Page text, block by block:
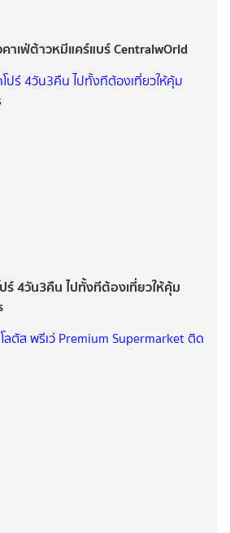
คาเฟ่ต้าวหมีแคร์แบร์ CentralwOrld
ร์ 4วัน3คืน ไปทั้งทีต้องเที่ยวให้คุ้ม